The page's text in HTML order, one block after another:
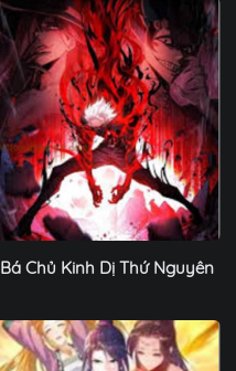
Bá Chủ Kinh Dị Thứ Nguyên